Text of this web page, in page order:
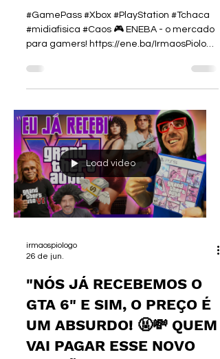
#GamePass #Xbox #PlayStation #Tchaca
#midiafisica #Caos 🎮 ENEBA - o mercado
para gamers! https://ene.ba/IrmaosPiologo
https://ene.ba/IrmaosPiologo-GiftCards 🎮
Os melhores jogos na ENEBA!
►Curso de I.A. :
https://www.irmaospiologo.com.br/pialogo
►SEJA UM MEMBRO:
https://www.youtube.com/@irmaospiologo/
membership FALA, GAMERS
SOBREVIVENTES E TESTEMUNHAS DO
APOCALIPSE NO ESTÚDIO! 🎮🔥🦖 O dia de
hoje deveria ser
Load video
irmaospiologo
26 de jun.
"NÓS JÁ RECEBEMOS O
GTA 6" E SIM, O PREÇO É
UM ABSURDO! 🤬💸 QUEM
VAI PAGAR ESSE NOVO